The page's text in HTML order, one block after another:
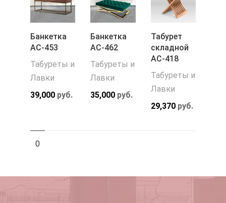
Банкетка
АС-453
Табуреты и
Лавки
39,000 руб.
Банкетка
АС-462
Табуреты и
Лавки
35,000 руб.
Табурет
складной
АС-418
Табуреты и
Лавки
29,370руб.
0